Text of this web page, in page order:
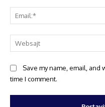
Save my name, email,
time I comment.